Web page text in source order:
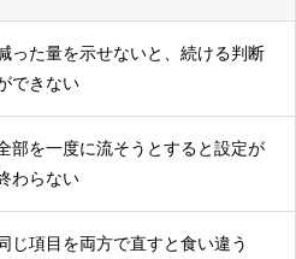
った量を示せないと、続ける判断
できない
部を一度に流そうとすると設定が
わらない
じ項目を両方で直すと食い違う